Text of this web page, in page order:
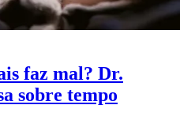
faz mal? Dr.
sobre tempo